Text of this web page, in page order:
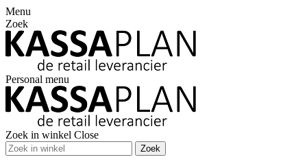
Menu
Zoek
Personal menu
Zoek in winkel Close
Zoek